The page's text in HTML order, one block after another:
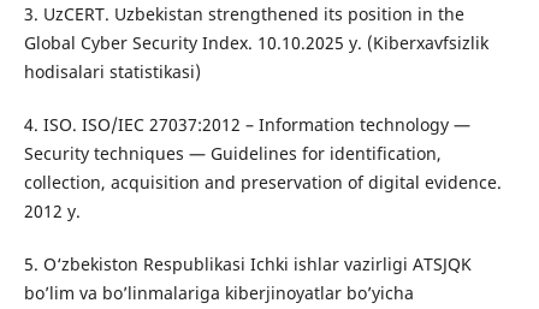
3. UzCERT. Uzbekistan strengthened its position in the
Global Cyber Security Index. 10.10.2025 y. (Kiberxavfsizlik
hodisalari statistikasi)
4. ISO. ISO/IEC 27037:2012 – Information technology —
Security techniques — Guidelines for identification,
collection, acquisition and preservation of digital evidence.
2012 y.
5. O‘zbekiston Respublikasi Ichki ishlar vazirligi ATSJQK
bo’lim va bo’linmalariga kiberjinoyatlar bo’yicha